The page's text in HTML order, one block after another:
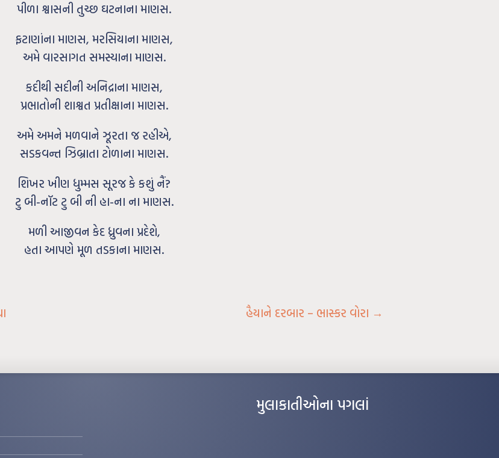
પીળા શ્વાસની તુચ્છ ઘટનાના માણસ.
ફટાણાંના માણસ, મરસિયાના માણસ,
અમે વારસાગત સમસ્યાના માણસ.
કદીથી સદીની અનિદ્રાના માણસ,
પ્રભાતોની શાશ્વત પ્રતીક્ષાના માણસ.
અમે અમને મળવાને ઝૂરતા જ રહીએ,
સડકવન્ત ઝિબ્રાતા ટોળાના માણસ.
શિખર ખીણ ધુમ્મસ સૂરજ કે કશું નૈં?
ટુ બી-નૉટ ટુ બી ની હા-ના ના માણસ.
મળી આજીવન કેદ ધ્રુવના પ્રદેશે,
હતા આપણે મૂળ તડકાના માણસ.
હૈયાને દરબાર – ભાસ્કર વોરા →
મુલાકાતીઓના પગલાં